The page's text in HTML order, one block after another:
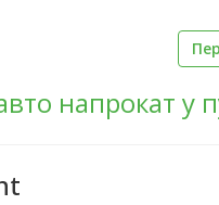
напрокат у